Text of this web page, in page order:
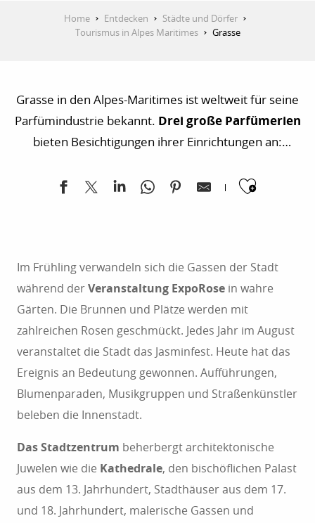
Home Entdecken
Städte und Dörfer
Tourismus in Alpes Maritimes
Grasse
Grasse in den Alpes-Maritimes ist weltweit für seine
Parfümindustrie bekannt. Drei große Parfümerien
bieten Besichtigungen ihrer Einrichtungen an:
Meer und Bergen gelegen, ist Grasse eine Stadt der
erleben. Alsblühende Stadtist Grasse mit Gärten
und Blumenfeldern von Jasmin, Rosen, Lavendel
und Mimosen geschmückt, die die Stadt
verschönern und charakterisieren. Besuchen Sie die
Gärten der Villa Fort France, die der Villa Noailles
oder die der Prinzessin Pauline auf den Höhen der
Stadt.
Im Frühling verwandeln sich die Gassen der Stadt
während derVeranstaltung ExpoRose in wahre
Gärten. Die Brunnen und Plätze werden mit
zahlreichen Rosen geschmückt. Jedes Jahr im August
veranstaltet die Stadt das Jasminfest. Heute hat das
Ereignis an Bedeutung gewonnen. Aufführungen,
Blumenparaden, Musikgruppen und Straßenkünstler
beleben die Innenstadt.
Das Stadtzentrum beherbergt architektonische
Juwelen wie die Kathedrale, den bischöflichen Palast
aus dem 13. Jahrhundert, Stadthäuser aus dem 17.
und 18. Jahrhundert, malerische Gassen und